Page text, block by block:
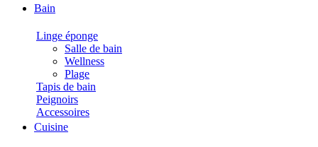
Bain
Linge éponge
Salle de bain
Wellness
Plage
Tapis de bain
Peignoirs
Accessoires
Cuisine